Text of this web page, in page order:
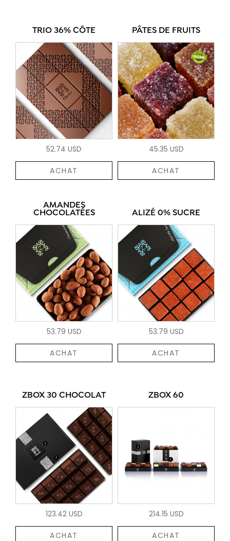
TRIO 36% CÔTE
52.74 USD
ACHAT
PÂTES DE FRUITS
45.35 USD
ACHAT
AMANDES
CHOCOLATÉES
53.79 USD
ACHAT
ALIZÉ 0% SUCRE
53.79 USD
ACHAT
ZBOX 30 CHOCOLAT
123.42 USD
ACHAT
ZBOX 60
214.15 USD
ACHAT